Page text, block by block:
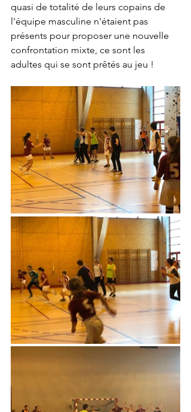
quasi de totalité de leurs copains de
l'équipe masculine n'étaient pas
présents pour proposer une nouvelle
confrontation mixte, ce sont les
adultes qui se sont prêtés au jeu !